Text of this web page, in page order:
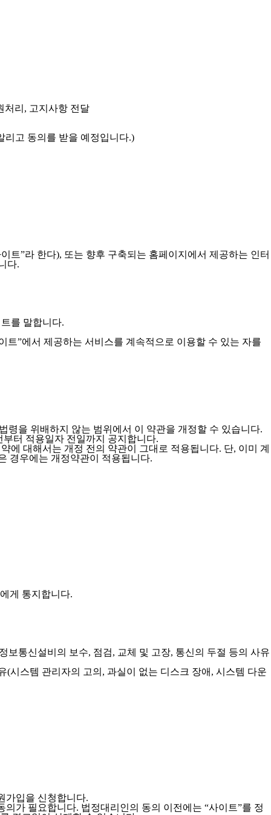
처리, 고지사항 전달
리고 동의를 받을 예정입니다.)
트”라 한다), 또는 향후 구축되는 홈페이지에서 제공하는 인터
다.
를 말합니다.
트”에서 제공하는 서비스를 계속적으로 이용할 수 있는 자를
령을 위배하지 않는 범위에서 이 약관을 개정할 수 있습니다.
터 적용일자 전일까지 공지합니다.
에 대해서는 개정 전의 약관이 그대로 적용됩니다. 단, 이미 계
경우에는 개정약관이 적용됩니다.
게 통지합니다.
보통신설비의 보수, 점검, 교체 및 고장, 통신의 두절 등의 사유
(시스템 관리자의 고의, 과실이 없는 디스크 장애, 시스템 다운
가입을 신청합니다.
가 필요합니다. 법정대리인의 동의 이전에는 “사이트”를 정